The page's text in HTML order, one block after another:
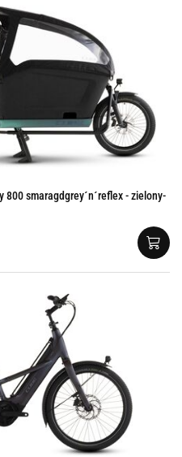
800 smaragdgrey´n´reflex - zielony-